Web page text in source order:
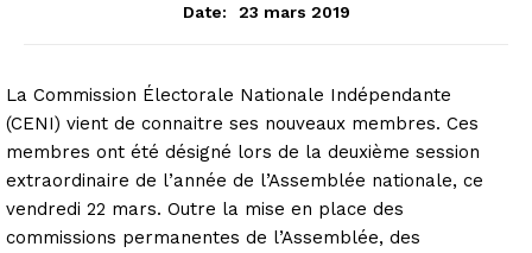
Date:
23 mars 2019
La Commission Électorale Nationale Indépendante
(CENI) vient de connaitre ses nouveaux membres. Ces
membres ont été désigné lors de la deuxième session
extraordinaire de l’année de l’Assemblée nationale, ce
vendredi 22 mars. Outre la mise en place des
commissions permanentes de l’Assemblée, des